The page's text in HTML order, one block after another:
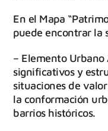
En el Mapa
puede encontrar la
– Elemento
significativos y
situaciones de
la conformación
barrios históricos.